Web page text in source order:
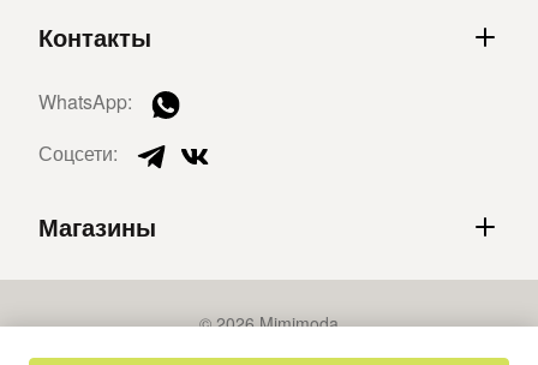
Контакты
WhatsApp:
Соцсети:
Магазины
© 2026 Mimimoda